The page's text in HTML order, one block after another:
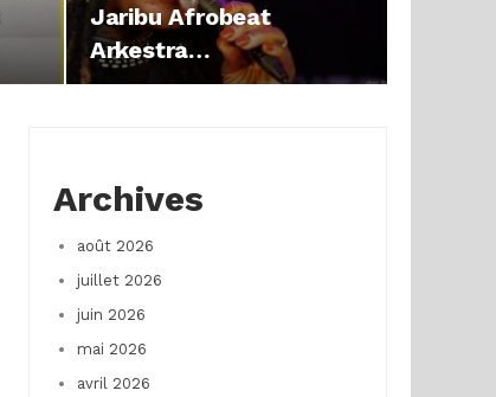
Jaribu Afrobeat
Arkestra…
Archives
août 2026
juillet 2026
juin 2026
mai 2026
avril 2026